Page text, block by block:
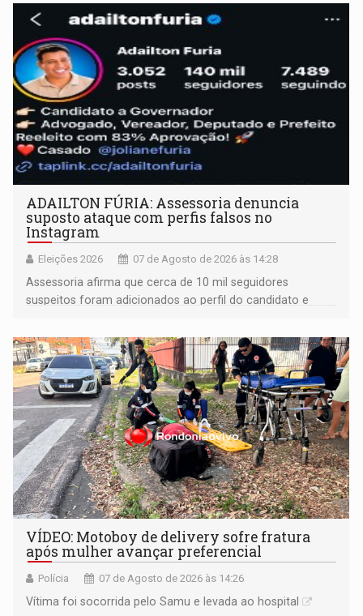
ADAILTON FÚRIA: Assessoria denuncia
suposto ataque com perfis falsos no
Instagram
Eleições 2026 07 de Agosto de 2026 às 14:28
Assessoria afirma que cerca de 10 mil seguidores
suspeitos foram adicionados ao perfil do candidato e
remover as contas
VÍDEO: Motoboy de delivery sofre fratura
após mulher avançar preferencial
Polícia 07 de Agosto de 2026 às 14:26
Vítima foi socorrida pelo Samu e levada ao hospital